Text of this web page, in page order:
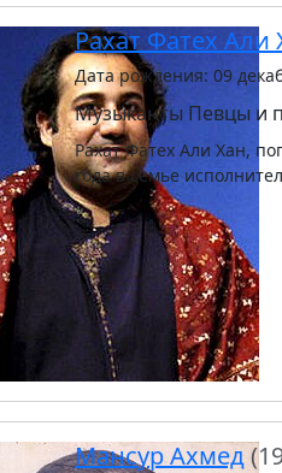
Рахат Фатех Али
Дата рождения: 09
Музыканты Певцы и
Рахат Фатех Али Хан,
года в семье
Мансур Ахмед